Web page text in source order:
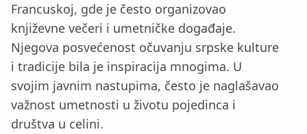
Francuskoj, gde je često organizovao
književne večeri i umetničke događaje.
Njegova posvećenost očuvanju srpske kulture
i tradicije bila je inspiracija mnogima. U
svojim javnim nastupima, često je naglašavao
važnost umetnosti u životu pojedinca i
društva u celini.